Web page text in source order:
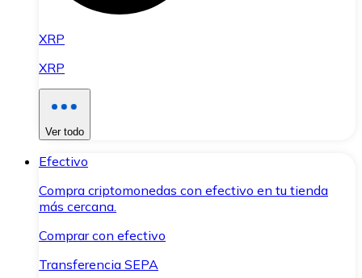
XRP
XRP
Ver todo
Efectivo
Compra criptomonedas con efectivo en tu tienda
más cercana.
Comprar con efectivo
Transferencia SEPA